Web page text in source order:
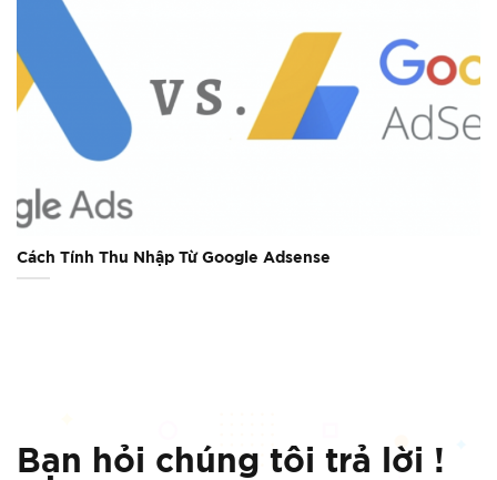
Cách Tính Thu Nhập Từ Google Adsense
Bạn hỏi chúng tôi trả lời !